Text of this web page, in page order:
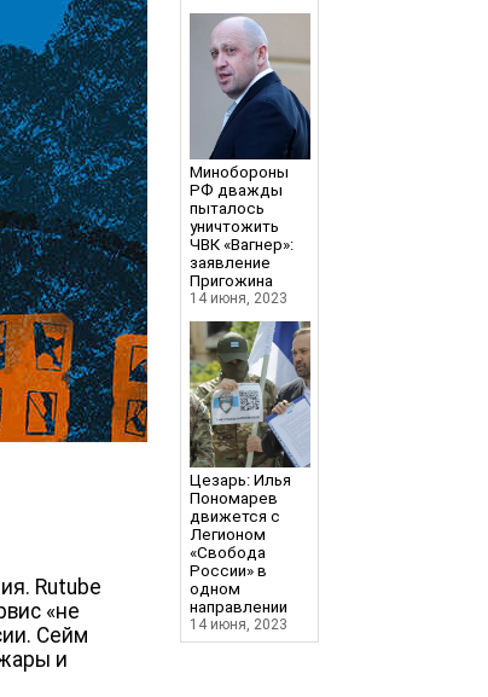
Rutube
«не
Сейм
и
Минобороны
РФ дважды
пыталось
уничтожить
ЧВК «Вагнер»:
заявление
Пригожина
14 июня, 2023
Цезарь: Илья
Пономарев
движется с
Легионом
«Свобода
России» в
одном
направлении
14 июня, 2023